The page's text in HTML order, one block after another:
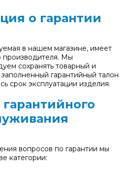
о гарантии
в нашем магазине, имеет
производителя. Мы
сохранять товарный и
гарантийный талон
срок эксплуатации изделия.
вопросов по гарантии мы
категории: